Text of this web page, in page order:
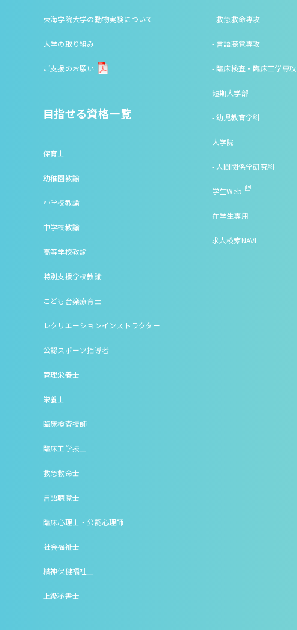
東海学院大学の動物実験について
大学の取り組み
ご支援のお願い
目指せる資格一覧
保育士
幼稚園教諭
小学校教諭
中学校教諭
高等学校教諭
特別支援学校教諭
こども音楽療育士
レクリエーションインストラクター
公認スポーツ指導者
管理栄養士
栄養士
臨床検査技師
臨床工学技士
救急救命士
言語聴覚士
臨床心理士・公認心理師
社会福祉士
精神保健福祉士
上級秘書士
- 救急救命専攻
- 言語聴覚専攻
- 臨床検査・臨床工学専攻
短期大学部
- 幼児教育学科
大学院
- 人間関係学研究科
学生Web
在学生専用
求人検索NAVI